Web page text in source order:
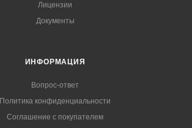
Лицензии
Документы
ИНФОРМАЦИЯ
Вопрос-ответ
Политика конфиденциальности
Соглашение с покупателем